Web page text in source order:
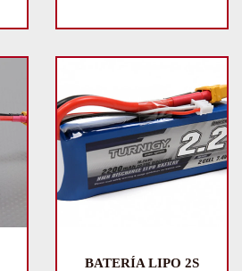
BATERÍA LIPO 2S